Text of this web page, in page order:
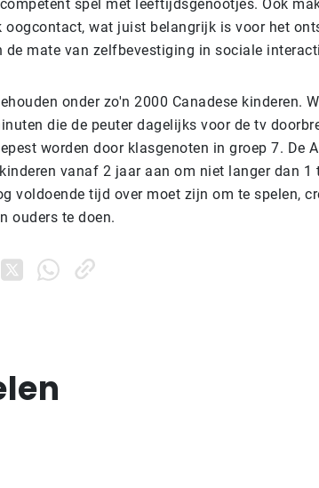
spel met leeftijdsgenootjes. Ook
oogcontact, wat juist belangrijk is voor het
de mate van zelfbevestiging in sociale
onder zo'n 2000 Canadese kinderen.
die de peuter dagelijks voor de tv
worden door klasgenoten in groep 7. De
vanaf 2 jaar aan om niet langer dan 1
voldoende tijd over moet zijn om te spelen,
ouders te doen.